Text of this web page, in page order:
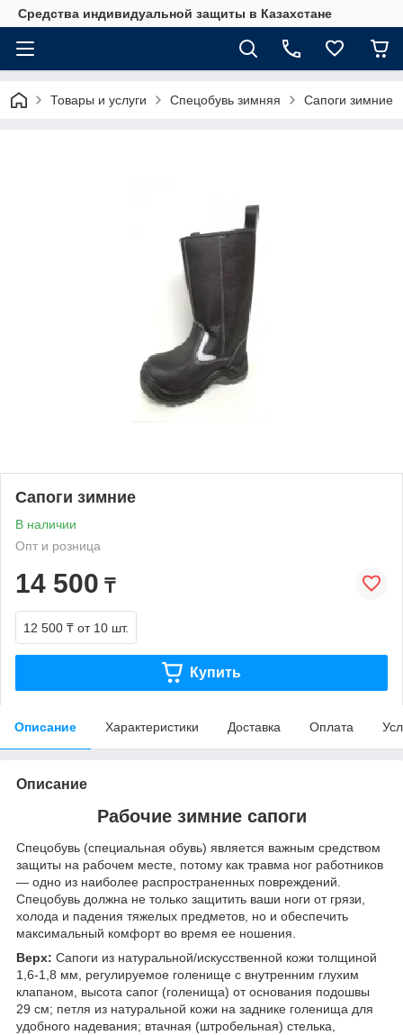
Средства индивидуальной защиты в Казахстане
Товары и услуги Спецобувь зимняя Сапоги зимние
Сапоги зимние
В наличии
Опт и розница
14 500 ₸
12 500 ₸ от 10 шт.
Купить
Описание Характеристики Доставка Оплата
Описание
Рабочие зимние сапоги
Спецобувь (специальная обувь) является важным средством
защиты на рабочем месте, потому как травма ног работников
— одно из наиболее распространенных повреждений.
Спецобувь должна не только защитить ваши ноги от грязи,
холода и падения тяжелых предметов, но и обеспечить
максимальный комфорт во время ее ношения.
Верх: Сапоги из натуральной/искусственной кожи толщиной
1,6-1,8 мм, регулируемое голенище с внутренним глухим
клапаном, высота сапог (голенища) от основания подошвы
29 см; петля из натуральной кожи на заднике голенища для
удобного надевания; втачная (штробельная) стелька,